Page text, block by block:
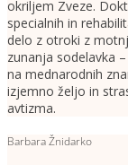
okriljem Zveze.
specialnih in
delo z otroki z
zunanja sodelavka
na mednarodnih
izjemno željo in
avtizma.
Barbara Žnidarko